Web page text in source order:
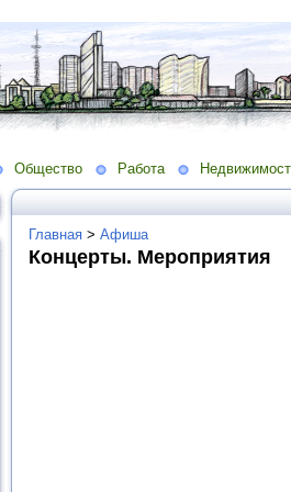
Общество Работа
Главная > Афиша
Концерты. Мероприятия